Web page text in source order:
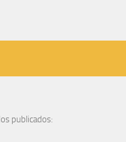
publicados: